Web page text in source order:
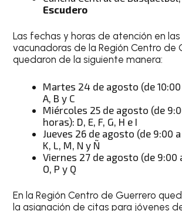
Escudero
Las fechas y horas de atención en
vacunadoras de la Región Centro de
quedaron de la siguiente manera:
Martes 24 de agosto (de 10:00
A, B y C
Miércoles 25 de agosto (de
horas): D, E, F, G, H e I
Jueves 26 de agosto (de 9:00 a
K, L, M, N y Ñ
Viernes 27 de agosto (de 9:00
O, P y Q
En la Región Centro de Guerrero
la asignación de citas para jóvenes